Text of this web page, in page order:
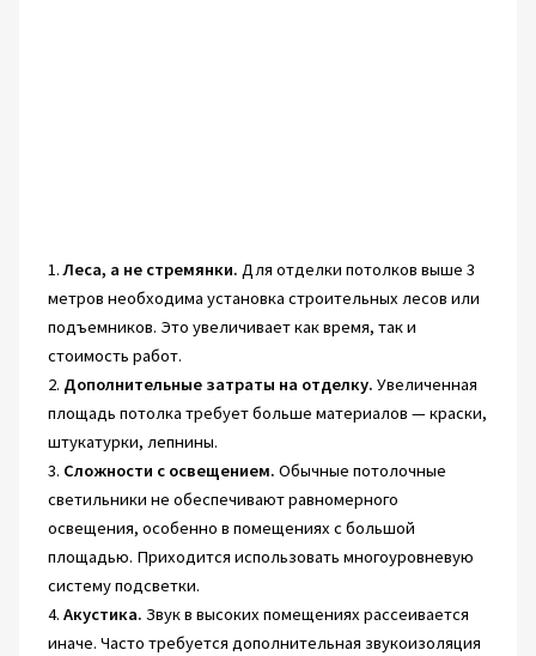
1.Леса, а не стремянки. Для отделки потолков выше 3
метров необходима установка строительных лесов или
подъемников. Это увеличивает как время, так и
стоимость работ.
2. Дополнительные затраты на отделку. Увеличенная
площадь потолка требует больше материалов — краски,
штукатурки, лепнины.
3. Сложности с освещением. Обычные потолочные
светильники не обеспечивают равномерного
освещения, особенно в помещениях с большой
площадью. Приходится использовать многоуровневую
систему подсветки.
4. Акустика. Звук в высоких помещениях рассеивается
иначе. Часто требуется дополнительная звукоизоляция